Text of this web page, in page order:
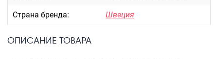
Чемоданы оптом
Чемоданы на колесах
Страна бренда: Швеция
ОПИСАНИЕ ТОВАРА